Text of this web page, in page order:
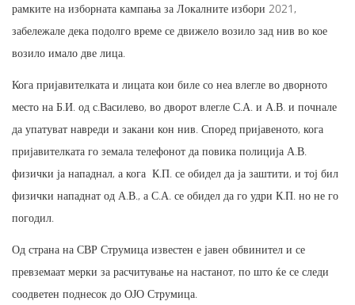
рамките на изборната кампања за Локалните избори 2021,
забележале дека подолго време се движело возило зад нив во кое
возило имало две лица.
Кога пријавителката и лицата кои биле со неа влегле во дворното
место на Б.И. од с.Василево, во дворот влегле С.А. и А.В. и почнале
да упатуват навреди и закани кон нив. Според пријавеното, кога
пријавителката го земала телефонот да повика полиција А.В.
физички ја нападнал, а кога К.П. се обидел да ја заштити, и тој бил
физички нападнат од А.В., а С.А. се обидел да го удри К.П. но не го
погодил.
Од страна на СВР Струмица известен е јавен обвинител и се
превземаат мерки за расчитување на настанот, по што ќе се следи
соодветен поднесок до ОЈО Струмица.